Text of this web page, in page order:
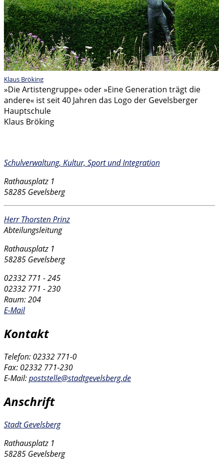
Klaus Bröking
»Die Artistengruppe« oder »Eine Generation trägt die
andere« ist seit 40 Jahren das Logo der Gevelsberger
Hauptschule
Klaus Bröking
Schulverwaltung, Kultur, Sport und Integration
Rathausplatz 1
58285 Gevelsberg
Herr Thorsten Prinz
Abteilungsleitung
Rathausplatz 1
58285 Gevelsberg
02332 771 - 245
02332 771 - 230
Raum: 204
E-Mail
Kontakt
Telefon: 02332 771-0
Fax: 02332 771-230
E-Mail:poststelle@stadtgevelsberg.de
Anschrift
Stadt Gevelsberg
Rathausplatz 1
58285 Gevelsberg